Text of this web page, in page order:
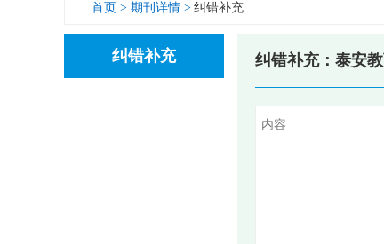
首页 > 期刊详情 > 纠错补充
纠错补充 纠错补充：泰安